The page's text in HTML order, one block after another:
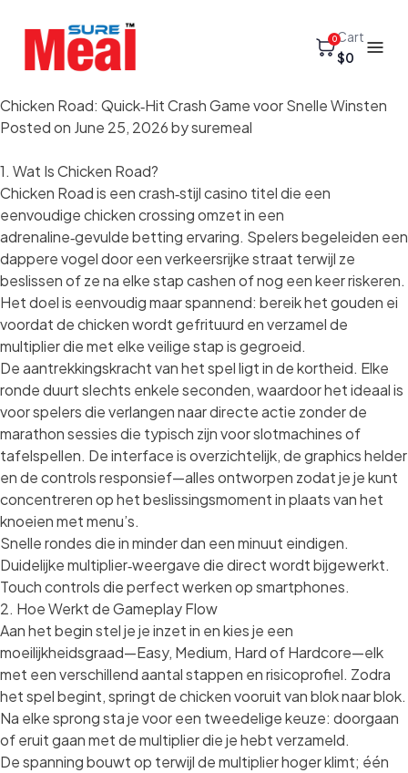
0Cart
$0
Chicken Road: Quick‑Hit Crash Game voor Snelle Winsten
Posted on June 25, 2026bysuremeal
1. Wat Is Chicken Road?
Chicken Road is een crash‑stijl casino titel die een
eenvoudige chicken crossing omzet in een
adrenaline‑gevulde betting ervaring. Spelers begeleiden een
dappere vogel door een verkeersrijke straat terwijl ze
beslissen of ze na elke stap cashen of nog een keer riskeren.
Het doel is eenvoudig maar spannend: bereik het gouden ei
voordat de chicken wordt gefrituurd en verzamel de
multiplier die met elke veilige stap is gegroeid.
De aantrekkingskracht van het spel ligt in de kortheid. Elke
ronde duurt slechts enkele seconden, waardoor het ideaal is
voor spelers die verlangen naar directe actie zonder de
marathon sessies die typisch zijn voor slotmachines of
tafelspellen. De interface is overzichtelijk, de graphics helder
en de controls responsief—alles ontworpen zodat je je kunt
concentreren op het beslissingsmoment in plaats van het
knoeien met menu’s.
Snelle rondes die in minder dan een minuut eindigen.
Duidelijke multiplier‑weergave die direct wordt bijgewerkt.
Touch controls die perfect werken op smartphones.
2. Hoe Werkt de Gameplay Flow
Aan het begin stel je je inzet in en kies je een
moeilijkheidsgraad—Easy, Medium, Hard of Hardcore—elk
met een verschillend aantal stappen en risicoprofiel. Zodra
het spel begint, springt de chicken vooruit van blok naar blok.
Na elke sprong sta je voor een tweedelige keuze: doorgaan
of eruit gaan met de multiplier die je hebt verzameld.
De spanning bouwt op terwijl de multiplier hoger klimt; één